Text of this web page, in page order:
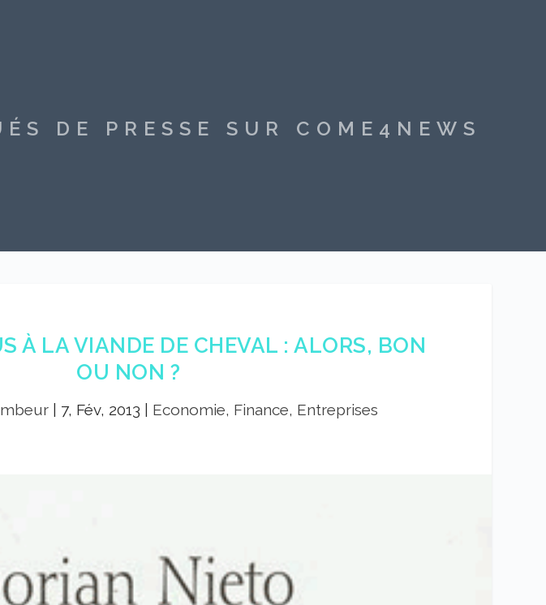
DE PRESSE SUR COME4NEWS
À LA VIANDE DE CHEVAL : ALORS, BON
OU NON ?
| 7, Fév, 2013 Economie, Finance, Entreprises